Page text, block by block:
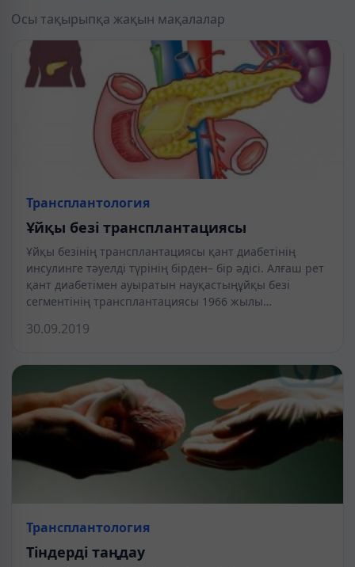
Осы тақырыпқа жақын мақалалар
Трансплантология
Ұйқы безі трансплантациясы
Ұйқы безінің трансплантациясы қант диабетінің
инсулинге тәуелді түрінің бірден– бір әдісі. Алғаш рет
қант диабетімен ауыратын науқастыңұйқы безі
сегментінің трансплантациясы 1966 жылы…
30.09.2019
Трансплантология
Тіндерді таңдау